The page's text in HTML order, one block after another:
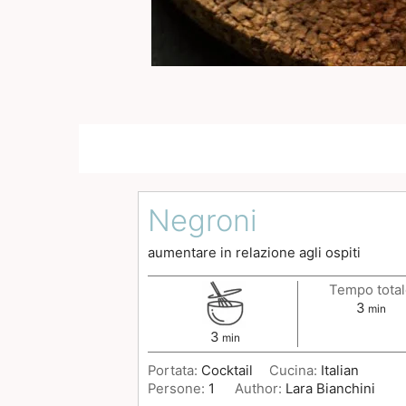
Negroni
aumentare in relazione agli ospiti
3 min
Tempo
3 min
Portata: Cocktail Cucina: Italian
Persone: 1 Author: Lara Bianchini